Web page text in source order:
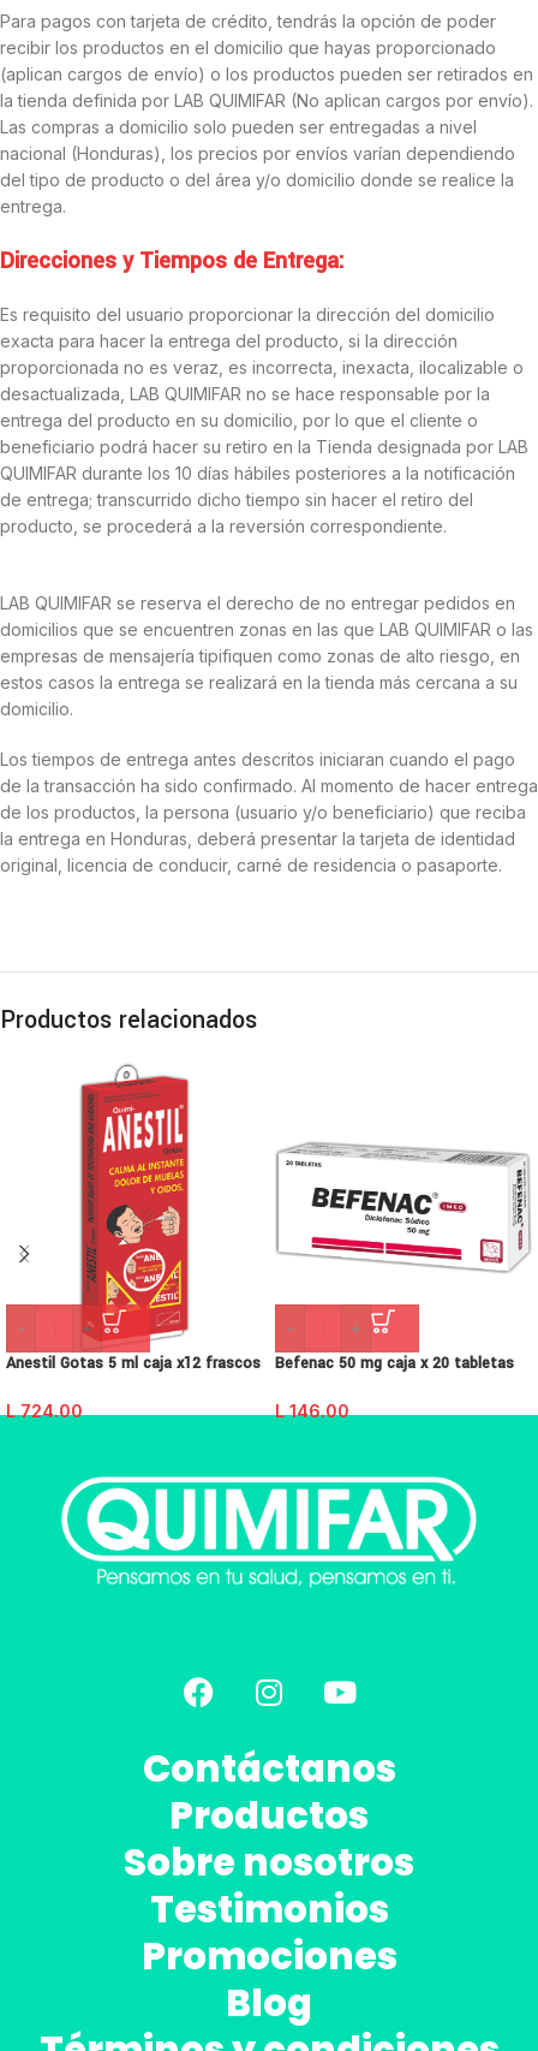
Para pagos con tarjeta de crédito, tendrás la opción de poder
recibir los productos en el domicilio que hayas proporcionado
(aplican cargos de envío) o los productos pueden ser retirados en
la tienda definida por LAB QUIMIFAR (No aplican cargos por envío).
Las compras a domicilio solo pueden ser entregadas a nivel
nacional (Honduras), los precios por envíos varían dependiendo
del tipo de producto o del área y/o domicilio donde se realice la
entrega.
Direcciones y Tiempos de Entrega:
Es requisito del usuario proporcionar la dirección del domicilio
exacta para hacer la entrega del producto, si la dirección
proporcionada no es veraz, es incorrecta, inexacta, ilocalizable o
desactualizada, LAB QUIMIFAR no se hace responsable por la
entrega del producto en su domicilio, por lo que el cliente o
beneficiario podrá hacer su retiro en la Tienda designada por LAB
QUIMIFAR durante los 10 días hábiles posteriores a la notificación
de entrega; transcurrido dicho tiempo sin hacer el retiro del
producto, se procederá a la reversión correspondiente.
LAB QUIMIFAR se reserva el derecho de no entregar pedidos en
domicilios que se encuentren zonas en las que LAB QUIMIFAR o las
empresas de mensajería tipifiquen como zonas de alto riesgo, en
estos casos la entrega se realizará en la tienda más cercana a su
domicilio.
Los tiempos de entrega antes descritos iniciaran cuando el pago
de la transacción ha sido confirmado. Al momento de hacer entrega
de los productos, la persona (usuario y/o beneficiario) que reciba
la entrega en Honduras, deberá presentar la tarjeta de identidad
original, licencia de conducir, carné de residencia o pasaporte.
Productos relacionados
- +
Anestil Gotas 5 ml caja x12 frascos
L724.00
- +
Befenac 50 mg caja x 20 tabletas
L146.00
Contáctanos
Productos
Sobre nosotros
Testimonios
Promociones
Blog